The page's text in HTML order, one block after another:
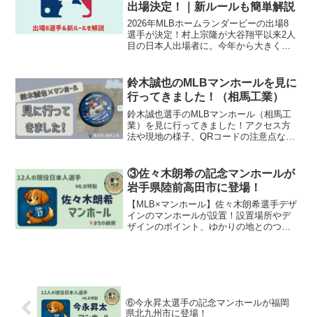
出場決定！｜新ルールも簡単解説
2026年MLBホームランダービーの出場8
選手が決定！村上宗隆が大谷翔平以来2人
目の日本人出場者に。今年から大きく変
鈴木誠也のMLBマンホールを見に
行ってきました！（相馬工業）
鈴木誠也選手のMLBマンホール（相馬工
業）を見に行ってきました！アクセス方
法や現地の様子、QRコードの注意点など
③佐々木朗希の記念マンホールが
岩手県陸前高田市に登場！
【MLB×マンホール】佐々木朗希選手デザ
インのマンホールが設置！設置場所やデ
ザインのポイント、ゆかりの地とのつな
⑥今永昇太選手の記念マンホールが福岡
県北九州市に登場！